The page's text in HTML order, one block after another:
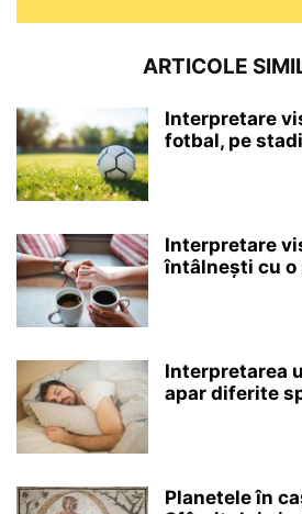
ARTICOLE
Interpretare
fotbal, pe
Interpretare
întâlnești cu o
Interpretarea
apar diferite
Planetele în